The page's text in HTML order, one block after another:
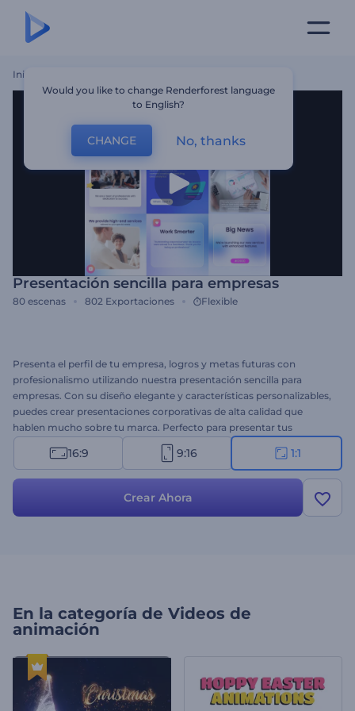
Inicio
Presentación sencilla para empresas
80 escenas 802 Exportaciones Flexible
Presenta el perfil de tu empresa, logros y metas futuras con
profesionalismo utilizando nuestra presentación sencilla para
empresas. Con su diseño elegante y características personalizables,
puedes crear presentaciones corporativas de alta calidad que
hablen mucho sobre tu marca. Perfecto para presentar tus
servicios, carteras, actualizaciones, historial de éxito, informes
mensuales o anuales y muchos más proyectos corporativos. Sube
colegas y clientes con una presentación excepcional que inspire
16:9 9:16 1:1
Crear Ahora
En la categoría de Videos de
animación
Would you like to change Renderforest language
to English?
CHANGE No, thanks